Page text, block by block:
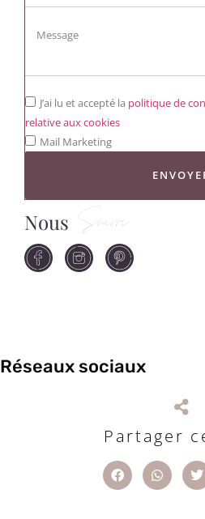
J’ai lu et accepté la politique de
relative aux cookies
Mail Marketing
Nous Suivre
Réseaux sociaux
Partager